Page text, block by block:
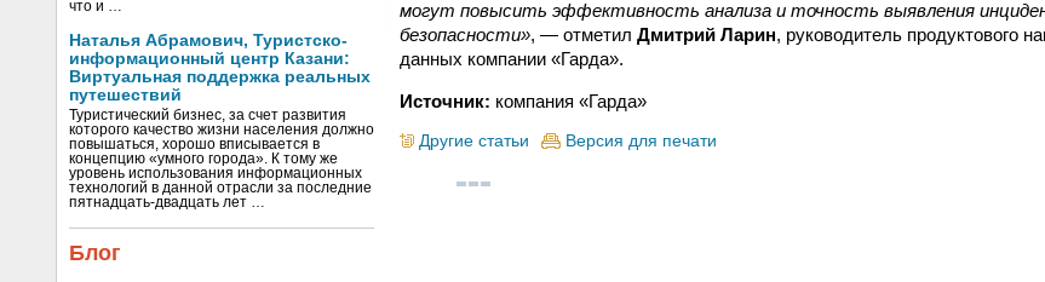
что и …
Наталья Абрамович, Туристско-
информационный центр Казани:
Виртуальная поддержка реальных
путешествий
Туристический бизнес, за счет развития
которого качество жизни населения должно
повышаться, хорошо вписывается в
концепцию «умного города». К тому же
уровень использования информационных
технологий в данной отрасли за последние
пятнадцать-двадцать лет …
Блог
могут повысить эффективность анализа и точность выявления
безопасности», — отметил Дмитрий Ларин, руководитель продуктового
данных компании «Гарда».
Источник: компания «Гарда»
Другие статьи Версия для печати